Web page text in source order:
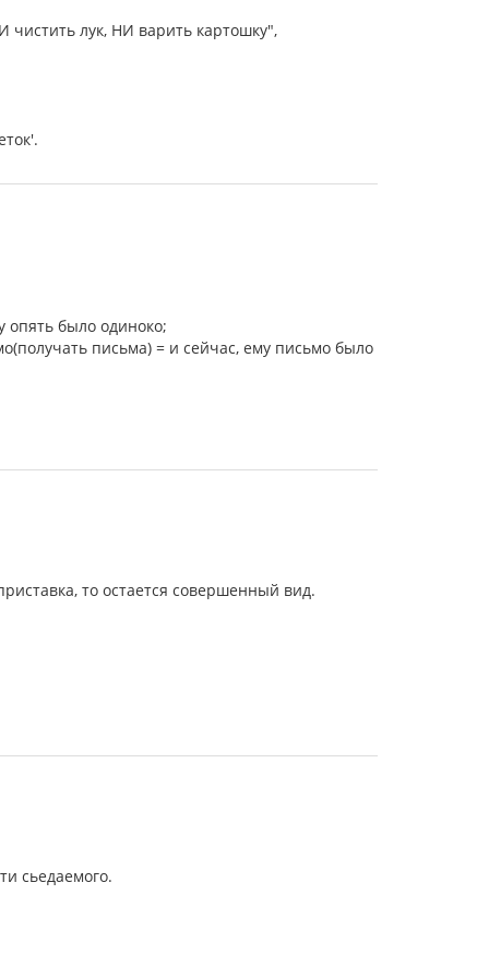
чистить лук, НИ варить картошку",
опять было одиноко;
письма) = и сейчас, ему письмо было
то остается совершенный вид.
сьедаемого.